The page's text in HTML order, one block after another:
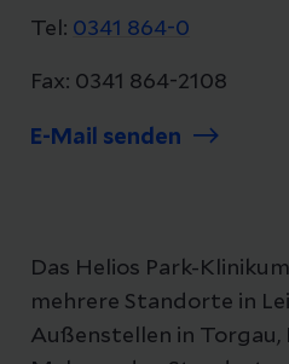
Tel: 0341 864-0
Fax: 0341 864-2108
E-Mail senden
Das Helios Park-
mehrere Standorte in
Außenstellen in Torgau,